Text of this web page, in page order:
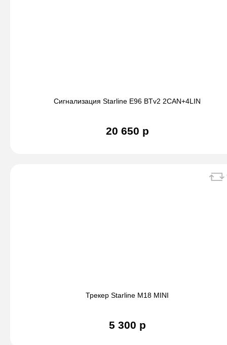
Сигнализация Starline E96 BTv2 2CAN+4LIN
20 650 р
Трекер Starline M18 MINI
5 300 р